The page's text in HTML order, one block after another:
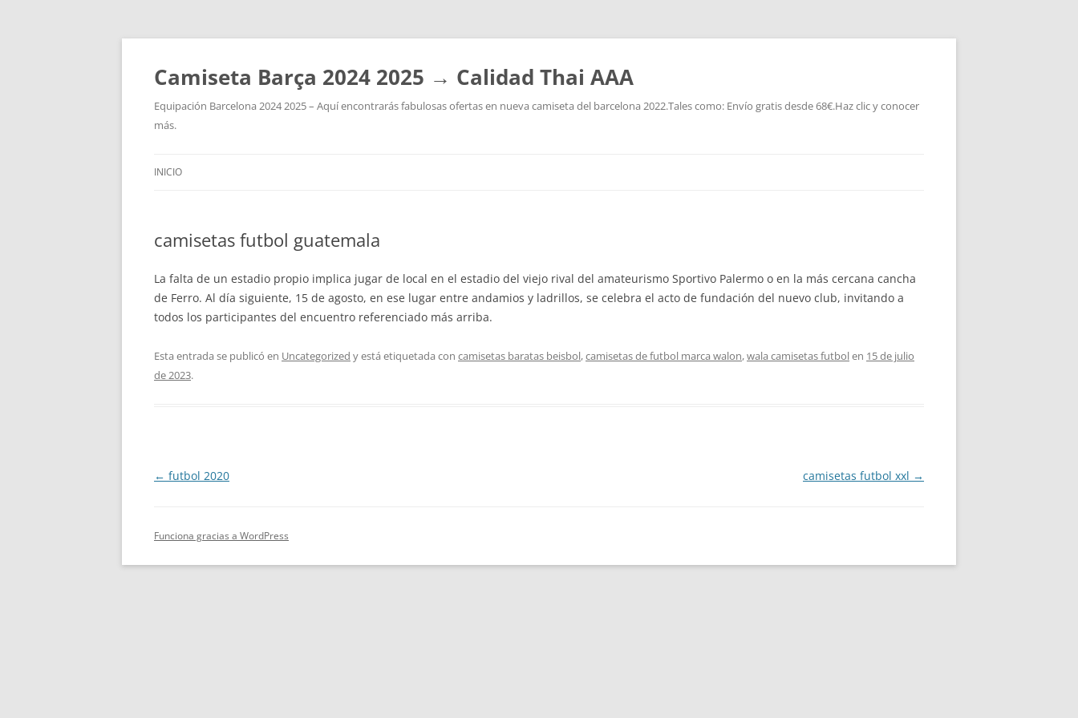
Camiseta Barça 2024 2025 → Calidad Thai AAA
Equipación Barcelona 2024 2025 – Aquí encontrarás fabulosas ofertas en nueva camiseta del barcelona 2022.Tales como: Envío gratis desde 68€.Haz clic y conocer
más.
INICIO
camisetas futbol guatemala
La falta de un estadio propio implica jugar de local en el estadio del viejo rival del amateurismo Sportivo Palermo o en la más cercana cancha
de Ferro. Al día siguiente, 15 de agosto, en ese lugar entre andamios y ladrillos, se celebra el acto de fundación del nuevo club, invitando a
todos los participantes del encuentro referenciado más arriba.
Esta entrada se publicó en Uncategorized y está etiquetada con camisetas baratas beisbol,camisetas de futbol marca walon,wala camisetas futbolen 15 de julio
de 2023.
Navegación
← futbol 2020 camisetas futbol xxl →
Funciona gracias a WordPress